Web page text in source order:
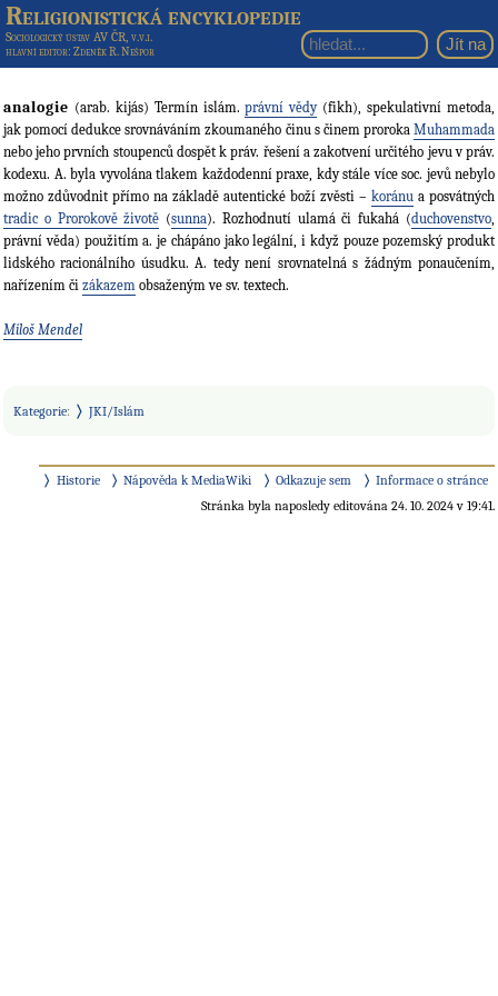
Religionistická encyklopedie
Sociologický ústav AV ČR, v.v.i.
hlavní editor: Zdeněk R. Nešpor
analogie (arab. kijás) Termín islám.právní vědy(fikh), spekulativní metoda,
jak pomocí dedukce srovnáváním zkoumaného činu s činem proroka Muhammada
nebo jeho prvních stoupenců dospět k práv. řešení a zakotvení určitého jevu v práv.
kodexu. A. byla vyvolána tlakem každodenní praxe, kdy stále více soc. jevů nebylo
možno zdůvodnit přímo na základě autentické boží zvěsti – koránu a posvátných
tradic o Prorokově životě (sunna). Rozhodnutí ulamá či fukahá (duchovenstvo,
právní věda) použitím a. je chápáno jako legální, i když pouze pozemský produkt
lidského racionálního úsudku. A. tedy není srovnatelná s žádným ponaučením,
nařízením či zákazem obsaženým ve sv. textech.
Miloš Mendel
Kategorie: JKI/Islám
Historie Nápověda k MediaWiki Odkazuje sem
Informace o stránce
Stránka byla naposledy editována 24. 10. 2024 v 19:41.